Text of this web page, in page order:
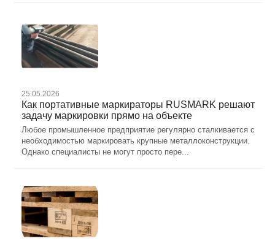
25.05.2026
Как портативные маркираторы RUSMARK решают
задачу маркировки прямо на объекте
Любое промышленное предприятие регулярно сталкивается с
необходимостью маркировать крупные металлоконструкции.
Однако специалисты не могут просто пере...